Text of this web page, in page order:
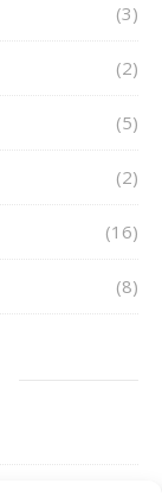
(3)
(2)
(5)
(2)
(16)
(8)